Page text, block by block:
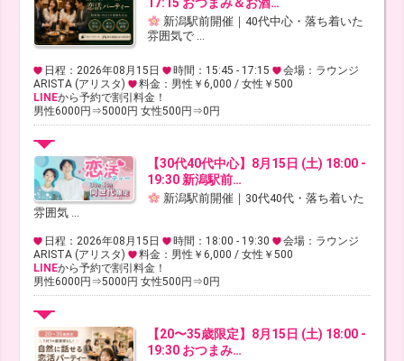
新潟駅前開催｜40代中心・落ち着いた
雰囲気で ...
日程：2026年08月15日 時間：15:45 - 17:15
会場：ラウンジ
ARISTA (アリスタ)
料金：男性￥6,000 / 女性￥500
LINEから予約で割引料金！
男性6000円⇒5000円 女性500円⇒0円
【30代40代中心】8月15日 (土) 18:00 -
19:30 新潟駅前…
新潟駅前開催｜30代40代・落ち着いた
雰囲気 ...
日程：2026年08月15日 時間：18:00 - 19:30
会場：ラウンジ
ARISTA (アリスタ)
料金：男性￥6,000 / 女性￥500
LINEから予約で割引料金！
男性6000円⇒5000円 女性500円⇒0円
【20〜35歳限定】8月15日 (土) 18:00 -
19:30 おつまみ…